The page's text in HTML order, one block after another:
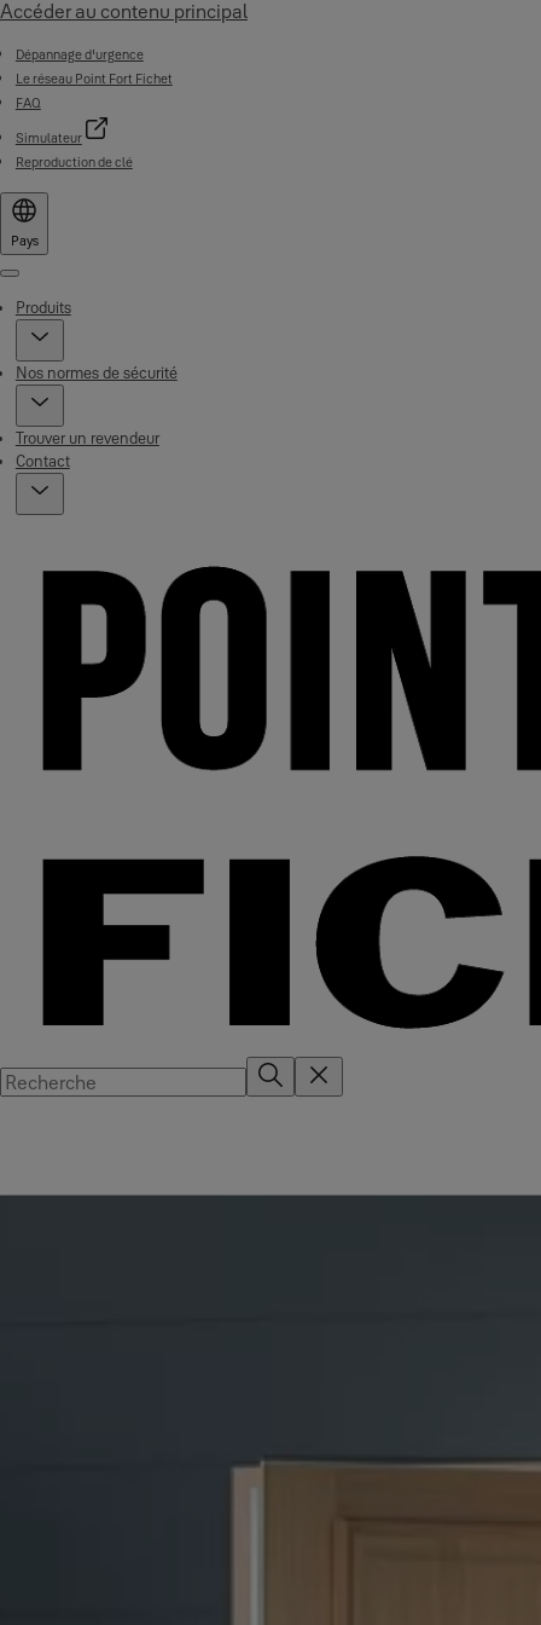
Accéder au contenu principal
Dépannage d'urgence
Le réseau Point Fort Fichet
FAQ
Simulateur
Reproduction de clé
Pays
Menu
Produits
Nos normes de sécurité
Trouver un revendeur
Contact